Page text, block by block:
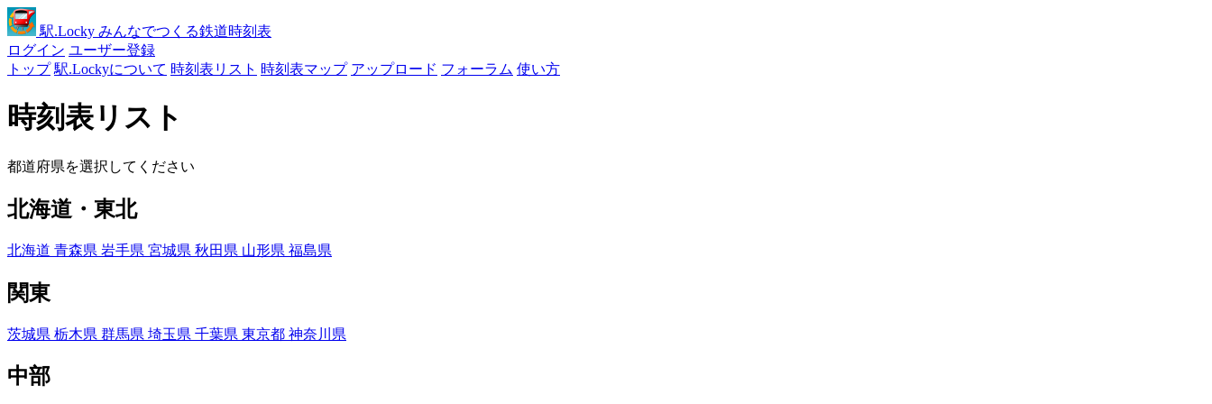
駅.Locky みんなでつくる鉄道時刻表
ログイン ユーザー登録
トップ 駅.Lockyについて 時刻表リスト 時刻表マップ アップロード フォーラム 使い方
時刻表リスト
都道府県を選択してください
北海道・東北
北海道 青森県 岩手県 宮城県 秋田県 山形県 福島県
関東
茨城県 栃木県 群馬県 埼玉県 千葉県 東京都 神奈川県
中部